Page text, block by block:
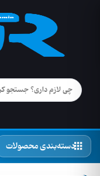
دسته‌بندی محصولات